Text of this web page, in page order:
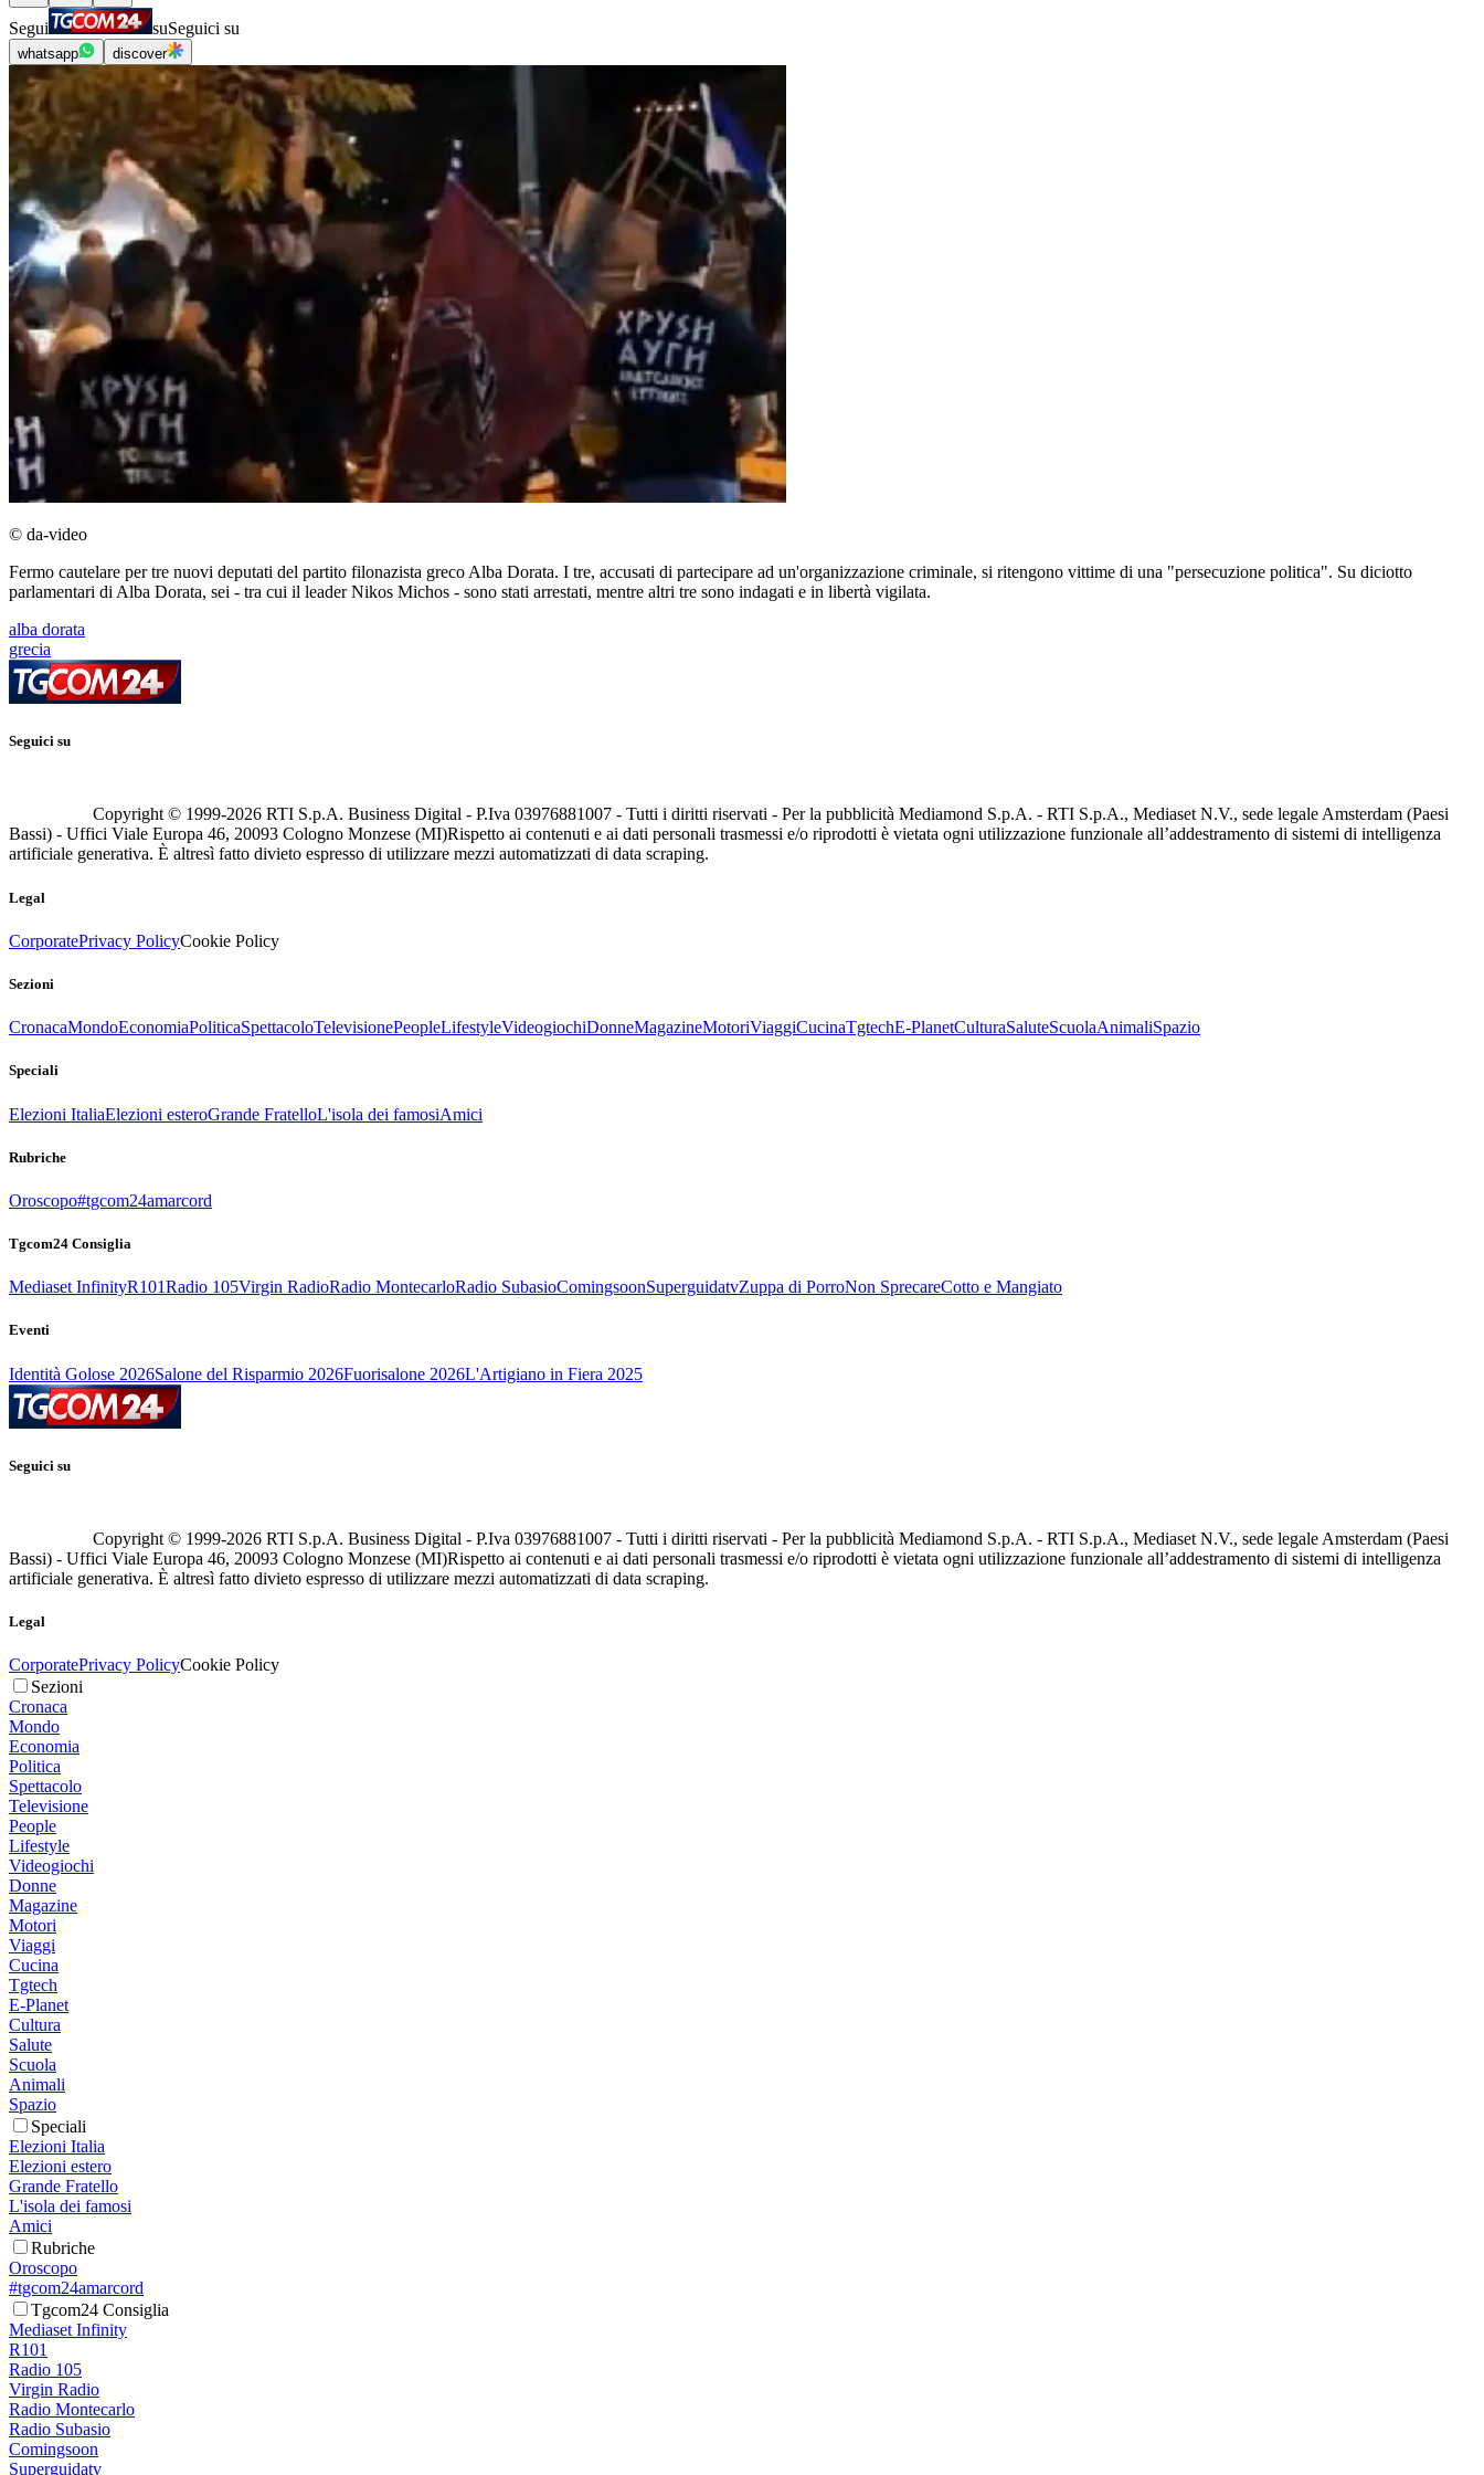
Segui suSeguici su
whatsapp discover
© da-video
Fermo cautelare per tre nuovi deputati del partito filonazista greco Alba Dorata. I tre, accusati di partecipare ad un'organizzazione criminale, si ritengono vittime di una "persecuzione politica". Su diciotto
parlamentari di Alba Dorata, sei - tra cui il leader Nikos Michos - sono stati arrestati, mentre altri tre sono indagati e in libertà vigilata.
alba dorata
grecia
Seguici su
Copyright © 1999-2026 RTI S.p.A. Business Digital - P.Iva 03976881007 - Tutti i diritti riservati - Per la pubblicità Mediamond S.p.A. - RTI S.p.A., Mediaset N.V., sede legale Amsterdam (Paesi
Bassi) - Uffici Viale Europa 46, 20093 Cologno Monzese (MI)Rispetto ai contenuti e ai dati personali trasmessi e/o riprodotti è vietata ogni utilizzazione funzionale all’addestramento di sistemi di intelligenza
artificiale generativa. È altresì fatto divieto espresso di utilizzare mezzi automatizzati di data scraping.
Legal
CorporatePrivacy PolicyCookie Policy
Sezioni
CronacaMondoEconomiaPoliticaSpettacoloTelevisionePeopleLifestyleVideogiochiDonneMagazineMotoriViaggiCucinaTgtechE-PlanetCulturaSaluteScuolaAnimaliSpazio
Speciali
Elezioni ItaliaElezioni esteroGrande FratelloL'isola dei famosiAmici
Rubriche
Oroscopo#tgcom24amarcord
Tgcom24 Consiglia
Mediaset InfinityR101Radio 105Virgin RadioRadio MontecarloRadio SubasioComingsoonSuperguidatvZuppa di PorroNon SprecareCotto e Mangiato
Eventi
Identità Golose 2026Salone del Risparmio 2026Fuorisalone 2026L'Artigiano in Fiera 2025
Seguici su
Copyright © 1999-2026 RTI S.p.A. Business Digital - P.Iva 03976881007 - Tutti i diritti riservati - Per la pubblicità Mediamond S.p.A. - RTI S.p.A., Mediaset N.V., sede legale Amsterdam (Paesi
Bassi) - Uffici Viale Europa 46, 20093 Cologno Monzese (MI)Rispetto ai contenuti e ai dati personali trasmessi e/o riprodotti è vietata ogni utilizzazione funzionale all’addestramento di sistemi di intelligenza
artificiale generativa. È altresì fatto divieto espresso di utilizzare mezzi automatizzati di data scraping.
Legal
CorporatePrivacy PolicyCookie Policy
Sezioni
Cronaca
Mondo
Economia
Politica
Spettacolo
Televisione
People
Lifestyle
Videogiochi
Donne
Magazine
Motori
Viaggi
Cucina
Tgtech
E-Planet
Cultura
Salute
Scuola
Animali
Spazio
Speciali
Elezioni Italia
Elezioni estero
Grande Fratello
L'isola dei famosi
Amici
Rubriche
Oroscopo
#tgcom24amarcord
Tgcom24 Consiglia
Mediaset Infinity
R101
Radio 105
Virgin Radio
Radio Montecarlo
Radio Subasio
Comingsoon
Superguidatv